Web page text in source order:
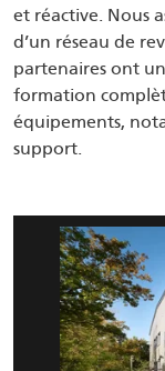
et réactive. Nous
d’un réseau de
partenaires ont
formation
équipements,
support.